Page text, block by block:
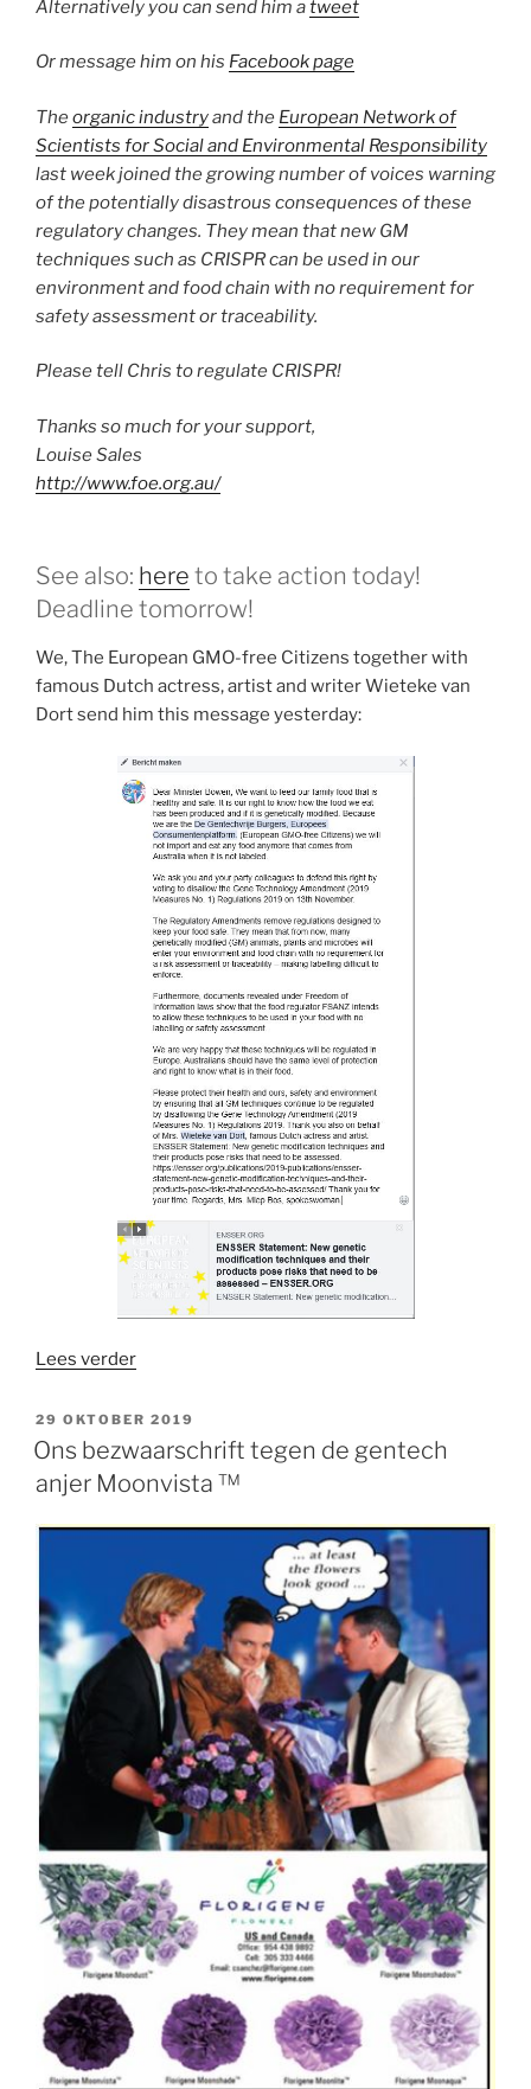
Alternatively you can send him atweet
Or message him on his Facebook page
Theorganic industryand the European Network of
Scientists for Social and Environmental Responsibility
last week joined the growing number of voices warning
of the potentially disastrous consequences of these
regulatory changes. They mean that new GM
techniques such as CRISPR can be used in our
environment and food chain with no requirement for
safety assessment or traceability.
Please tell Chris to regulate CRISPR!
Thanks so much for your support,
Louise Sales
http://www.foe.org.au/
See also: here to take action today!
Deadline tomorrow!
We, The European GMO-free Citizens together with
famous Dutch actress, artist and writer Wieteke van
Dort send him this message yesterday:
Lees verder“Urgent
for
all
Australians”
GEPLAATST
OP
29 OKTOBER 2019
Ons bezwaarschrift tegen de gentech
anjer Moonvista ™